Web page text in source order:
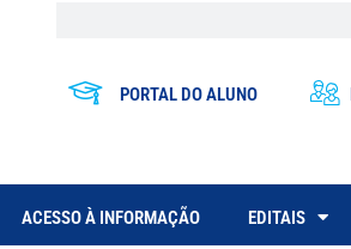
PORTAL DO ALUNO
ACESSO À INFORMAÇÃO EDITAIS